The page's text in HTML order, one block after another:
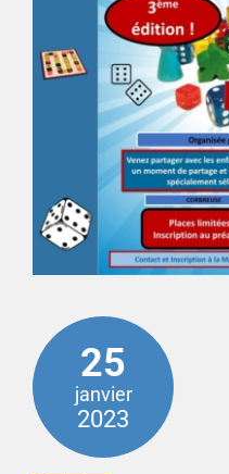
25
janvier
2023